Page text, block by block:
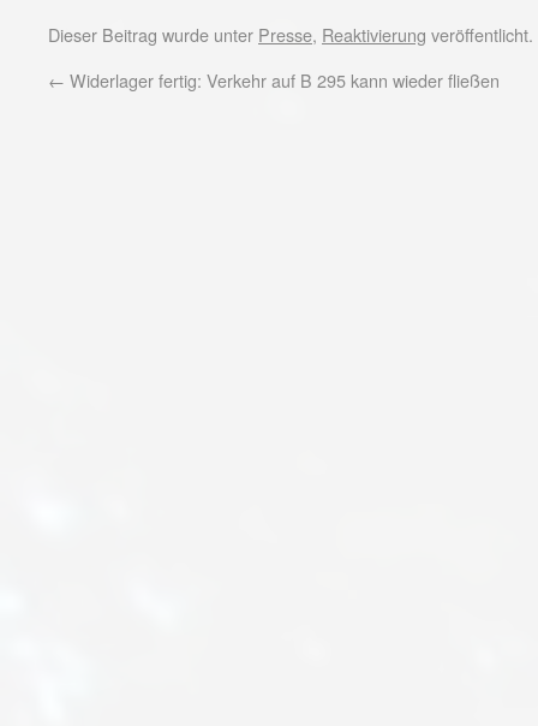
Dieser Beitrag wurde unter Presse, Reaktivierung
← Widerlager fertig: Verkehr auf B 295 kann wieder fließen